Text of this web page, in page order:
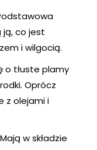
ją, co jest
i wilgocią.
o tłuste plamy
Oprócz
z olejami i
w składzie